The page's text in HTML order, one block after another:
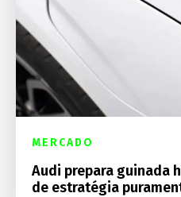
MERCADO
Audi prepara guinada
de estratégia